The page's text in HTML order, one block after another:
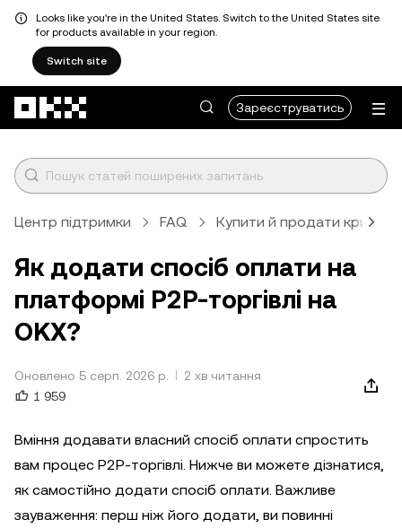
Looks like you're in the United States. Switch to the United States site
for products available in your region.
Switch site
Зареєструватись
Центр підтримки FAQ Купити й продати
Як додати спосіб оплати на
платформі P2P-торгівлі на
OKX?
Оновлено 5 серп. 2026 р.
2 хв читання
1 959
Вміння додавати власний спосіб оплати спростить
вам процес P2P-торгівлі. Нижче ви можете дізнатися,
як самостійно додати спосіб оплати. Важливе
зауваження: перш ніж його додати, ви повинні